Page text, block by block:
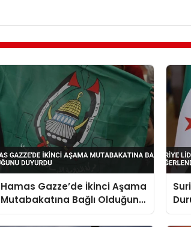
Hamas Gazze’de İkinci Aşama
Mutabakatına Bağlı Olduğunu
Duyurdu